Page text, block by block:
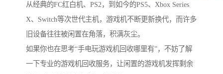
从经典的FC红白机、PS2，到如今的PS5、Xbox Series
X、Switch等次世代主机，游戏机不断更新换代，而许多
旧设备往往被闲置在角落，积满灰尘。
如果你也在思考“手电玩游戏机回收哪里有”，不妨了解
一下专业的游戏机回收服务，让闲置的游戏机发挥剩余